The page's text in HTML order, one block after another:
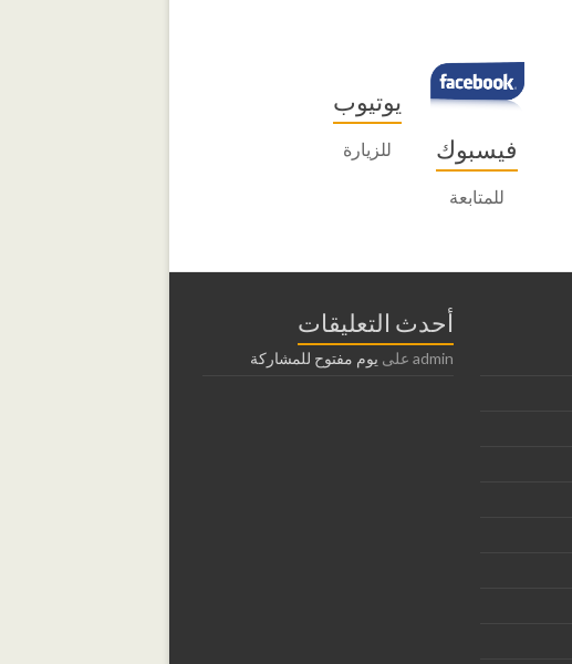
فيسبوك
للمتابعة
يوتيوب
للزيارة
أحدث التعليقات
admin على يوم مفتوح للمشاركة